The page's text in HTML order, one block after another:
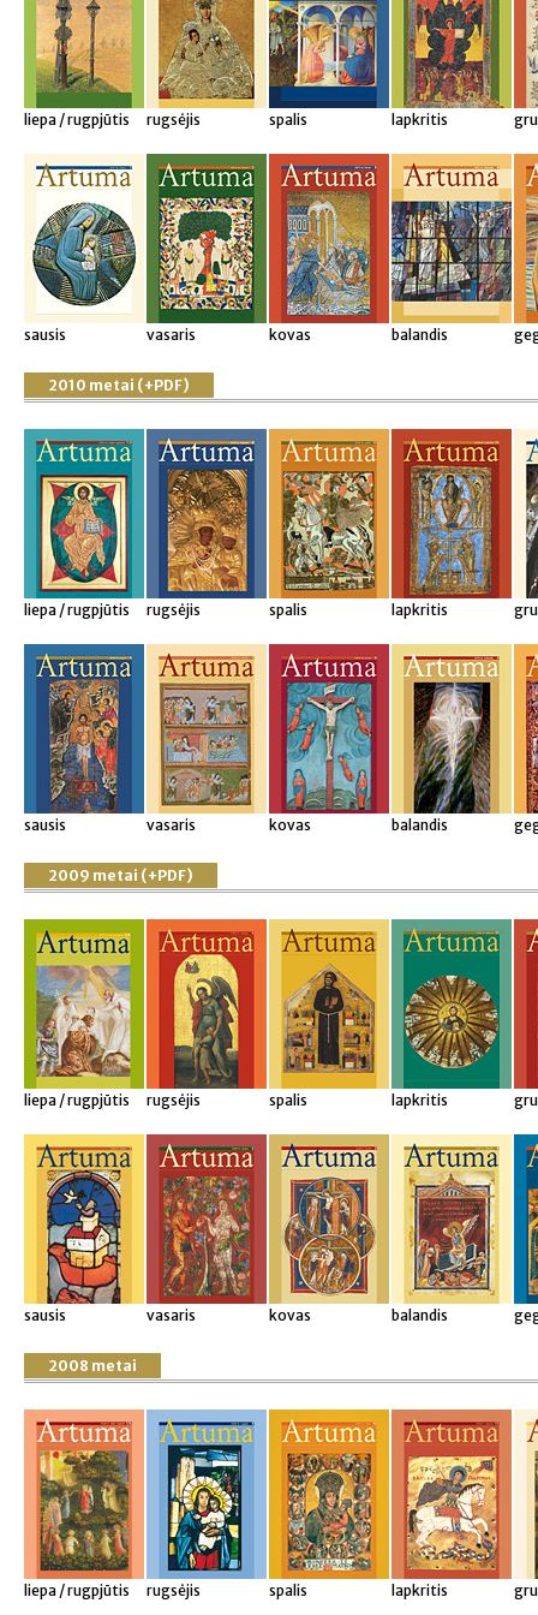
liepa / rugpjūtis rugsėjis spalis lapkritis
sausis vasaris kovas balandis
2010 metai (+PDF)
liepa / rugpjūtis rugsėjis spalis lapkritis
sausis vasaris kovas balandis
2009 metai (+PDF)
liepa / rugpjūtis rugsėjis spalis lapkritis
sausis vasaris kovas balandis
2008 metai
liepa / rugpjūtis rugsėjis spalis lapkritis